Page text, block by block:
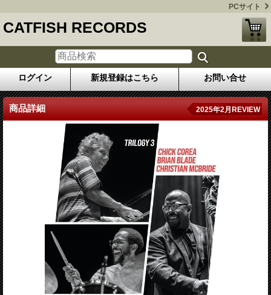
PCサイト
CATFISH RECORDS
ログイン 新規登録はこちら お問い合せ
商品詳細 2025年2月REVIEW